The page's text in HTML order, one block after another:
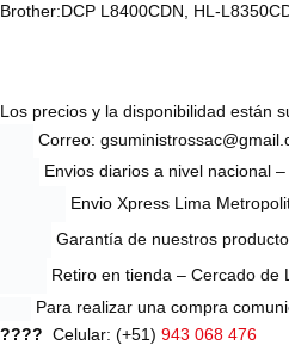
Brother:DCP L8400CDN, HL-
Los precios y la disponibilidad están
Correo:
Envios diarios a nivel nacional –
Envio Xpress Lima
Garantía de nuestros
Retiro en tienda – Cercado de
Para realizar una compra
???? Celular: (+51) 943 068 476